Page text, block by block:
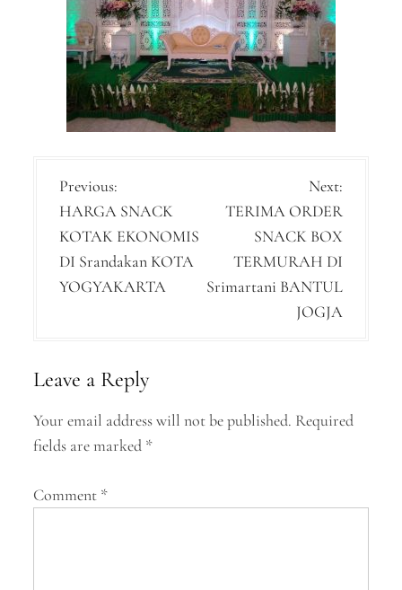
P
o
s
t
v
g
t
Previous:
HARGA SNACK
KOTAK EKONOMIS
DI Srandakan KOTA
YOGYAKARTA
Next:
TERIMA ORDER
SNACK BOX
TERMURAH DI
Srimartani BANTUL
JOGJA
Leave a Reply
Your email address will not be published. Required
fields are marked *
Comment *